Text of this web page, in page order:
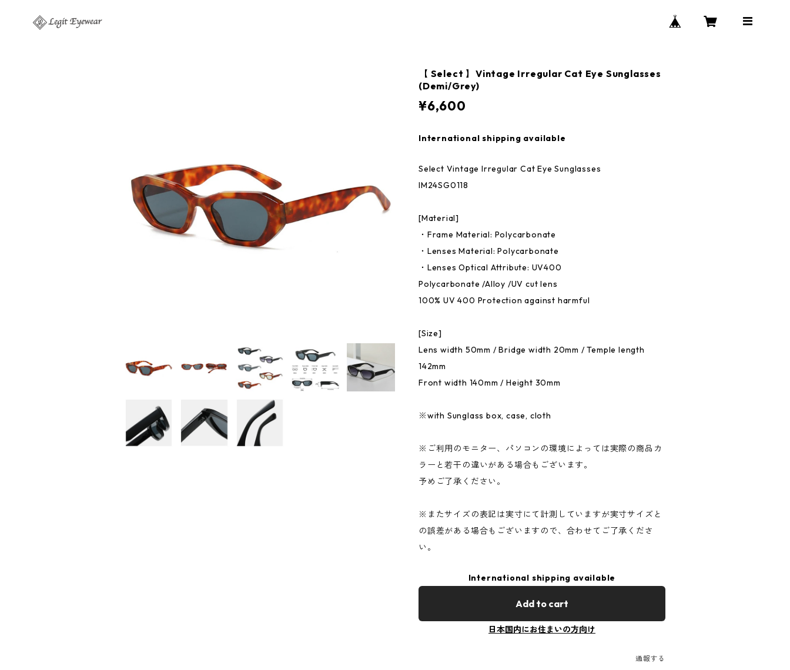
【 Select 】Vintage Irregular Cat Eye Sunglasses
(Demi/Grey)
¥6,600
International shipping available
Select Vintage Irregular Cat Eye Sunglasses
IM24SG0118
[Material]
・Frame Material: Polycarbonate
・Lenses Material: Polycarbonate
・Lenses Optical Attribute: UV400
Polycarbonate /Alloy /UV cut lens
100% UV 400 Protection against harmful
[Size]
Lens width 50mm / Bridge width 20mm / Temple length
142mm
Front width 140mm / Height 30mm
※with Sunglass box, case, cloth
※ご利用のモニター、パソコンの環境によっては実際の商品カ
ラーと若干の違いがある場合もございます。
予めご了承ください。
※またサイズの表記は実寸にて計測していますが実寸サイズと
の誤差がある場合もございますので、合わせてご了承くださ
い。
International shipping available
Add to cart
日本国内にお住まいの方向け
通報する